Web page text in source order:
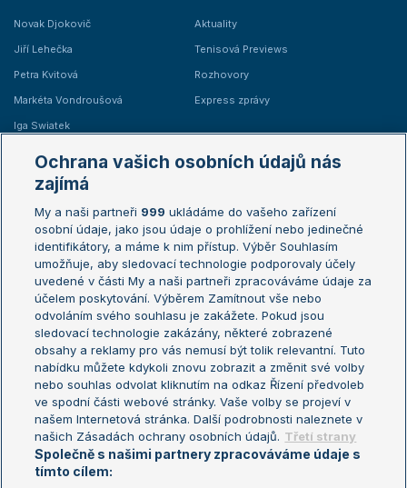
Novak Djokovič
Jiří Lehečka
Petra Kvitová
Markéta Vondroušová
Iga Swiatek
Aktuality
Tenisová Previews
Rozhovory
Express zprávy
Žebříčky
Žebříček ATP (muži)
Žebříček WTA (ženy)
Sázkařský žebříček
Australian Open
French Open
Wimbledon
US Open
Turnaj mistrů
Turnaj mistryň
Aktualní trendy
Fotbalové přestupy
Livesport Daily
LS Prague Open
Ochrana vašich osobních údajů nás
zajímá
My a naši partneři 999 ukládáme do vašeho zařízení
osobní údaje, jako jsou údaje o prohlížení nebo jedinečné
identifikátory, a máme k nim přístup. Výběr Souhlasím
umožňuje, aby sledovací technologie podporovaly účely
uvedené v části My a naši partneři zpracováváme údaje za
účelem poskytování. Výběrem Zamítnout vše nebo
odvoláním svého souhlasu je zakážete. Pokud jsou
sledovací technologie zakázány, některé zobrazené
obsahy a reklamy pro vás nemusí být tolik relevantní. Tuto
nabídku můžete kdykoli znovu zobrazit a změnit své volby
nebo souhlas odvolat kliknutím na odkaz Řízení předvoleb
ve spodní části webové stránky. Vaše volby se projeví v
našem Internetová stránka. Další podrobnosti naleznete v
našich Zásadách ochrany osobních údajů. Třetí strany
Společně s našimi partnery zpracováváme údaje s
tímto cílem: